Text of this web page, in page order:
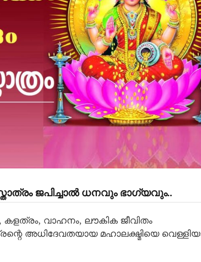
ജപിച്ചാൽ ധനവും ഭാഗ്യവും..
വാഹനം, ലൗകിക ജീവിതം
അധിദേവതയായ മഹാലക്ഷ്മിയെ